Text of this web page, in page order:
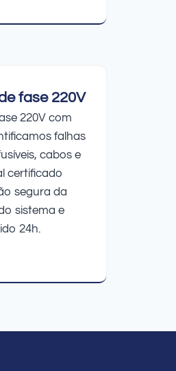
fase 220V
220V com
falhas
cabos e
certificado
segura da
sistema e
24h.